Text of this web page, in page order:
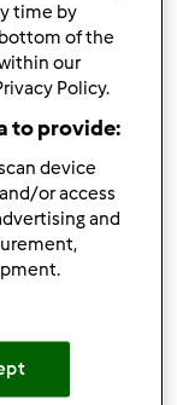
43min
/
time by
of the
our
Policy.
to provide:
device
or access
and